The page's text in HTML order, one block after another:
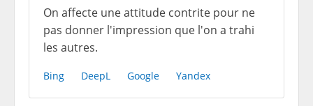
On affecte une attitude contrite pour ne
pas donner l'impression que l'on a trahi
les autres.
Bing DeepL Google Yandex